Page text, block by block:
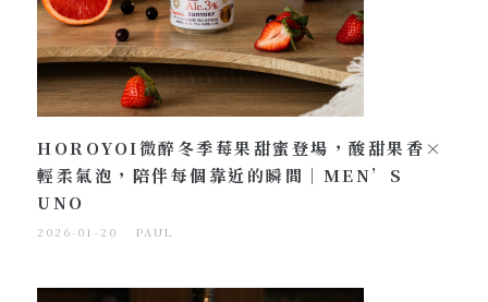
HOROYOI微醉冬季莓果甜蜜登場，酸甜果香×
輕柔氣泡，陪伴每個靠近的瞬間｜MEN’S
UNO
2026-01-20 PAUL